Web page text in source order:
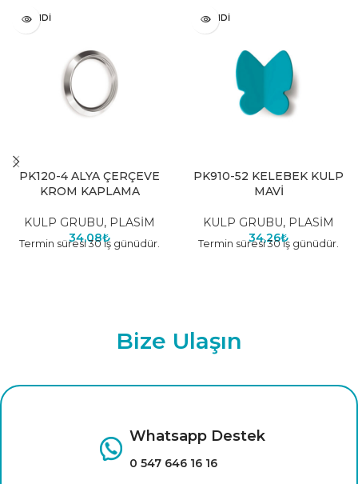
TÜKENDI
PK120-4 ALYA ÇERÇEVE
KROM KAPLAMA
KULP GRUBU, PLASİM
34,08₺
Termin süresi 30 iş günüdür.
TÜKENDI
PK910-52 KELEBEK KULP
MAVİ
KULP GRUBU, PLASİM
34,26₺
Termin süresi 30 iş günüdür.
Bize Ulaşın
Whatsapp Destek
0 547 646 16 16